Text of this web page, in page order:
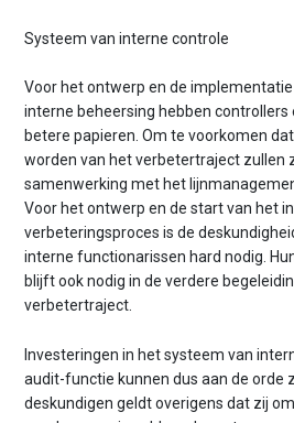
Systeem van interne controle
Voor het ontwerp en de
interne beheersing hebben controllers
betere papieren. Om te voorkomen
worden van het verbetertraject zullen
samenwerking met het
Voor het ontwerp en de start van het
verbeteringsproces is de
interne functionarissen hard nodig.
blijft ook nodig in de verdere
verbetertraject.
Investeringen in het systeem van
audit-functie kunnen dus aan de orde
deskundigen geldt overigens dat zij